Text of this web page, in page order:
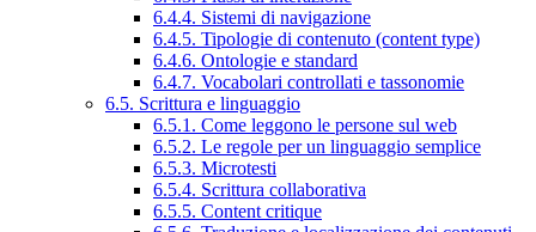
6.4.4. Sistemi di navigazione
6.4.5. Tipologie di contenuto (content type)
6.4.6. Ontologie e standard
6.4.7. Vocabolari controllati e tassonomie
6.5. Scrittura e linguaggio
6.5.1. Come leggono le persone sul web
6.5.2. Le regole per un linguaggio semplice
6.5.3. Microtesti
6.5.4. Scrittura collaborativa
6.5.5. Content critique